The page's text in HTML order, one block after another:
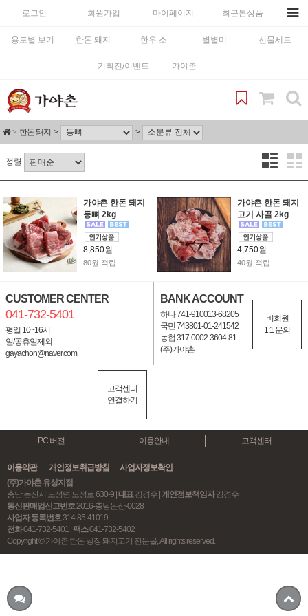
로그인 회원가입 마이페이지 최근본상품
용도별 보기 한돈 돼지 한우 소 별별미 선물세트
기획전/이벤트 가야촌
한돈 돼지
정렬
가야촌 한돈 돼지
등뼈 2kg
8,850원
80원 적립
가야촌 한돈 돼지
고기 사골 2kg
4,750원
40원 적립
CUSTOMER CENTER
041-732-5401
평일 10~16시
일/공휴일제외
gayachon@naver.com
고객센터
연결하기
BANK ACCOUNT
하나 741-910013-68205
국민 743801-01-241542
농협 317-0002-3604-81
(주)가야촌
비회원
1:1 문의
PC 버전 이용안내 고객센터
이용약관 개인정보취급방침
사업자정보확인
(주)가야촌 유성지점
충남 논산시 노성면 노성로 630-9 | 대표김경수 | 개인정보책임자김경수
통신판매업신고번호2016-충남논산-0028
사업자 등록번호314-85-41019
전화041-732-5401 | 팩스041-732-5402
Copyright © 가야촌 한돈 냉장 돼지고기 전문몰, All rights reserved.